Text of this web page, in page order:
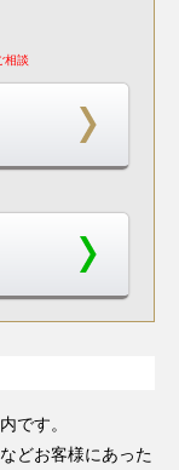
相談
です。
どお客様にあった